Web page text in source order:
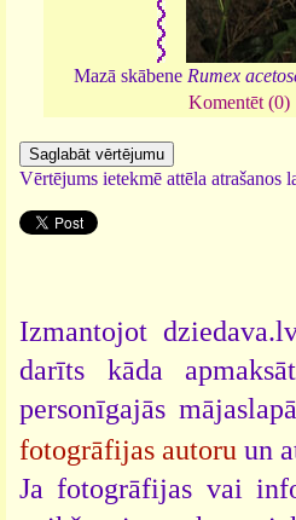
Mazā skābene Rumex
Komentēt (0)
Vērtējums ietekmē attēla atrašanos
Izmantojot
darīts kāda
personīgajās
fotogrāfijas autoru un
Ja fotogrāfijas vai